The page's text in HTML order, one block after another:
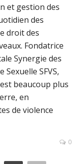
et gestion des
des
droit des
Fondatrice
Synergie des
Sexuelle SFVS,
beaucoup plus
en
de violence
0